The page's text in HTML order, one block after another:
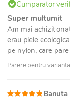
Cumparator
Super multumit
Am mai
erau piele
pe nylon, care
Părere pentru
Banuta